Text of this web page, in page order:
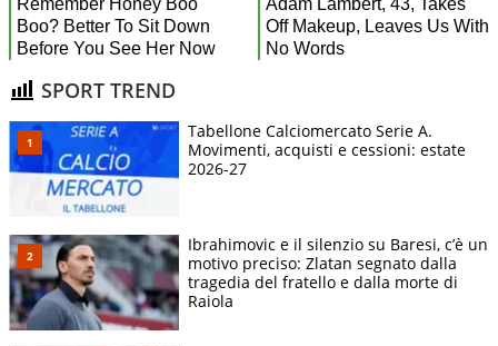
SPORT TREND
Tabellone Calciomercato Serie A.
Movimenti, acquisti e cessioni: estate
2026-27
Ibrahimovic e il silenzio su Baresi, c’è un
motivo preciso: Zlatan segnato dalla
tragedia del fratello e dalla morte di
Raiola